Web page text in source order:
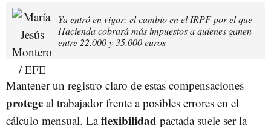
Ya entró en vigor: el cambio en el IRPF por el que
Hacienda cobrará más impuestos a quienes ganen
entre 22.000 y 35.000 euros
Mantener un registro claro de estas compensaciones
protege al trabajador frente a posibles errores en el
cálculo mensual. Laflexibilidad pactada suele ser la